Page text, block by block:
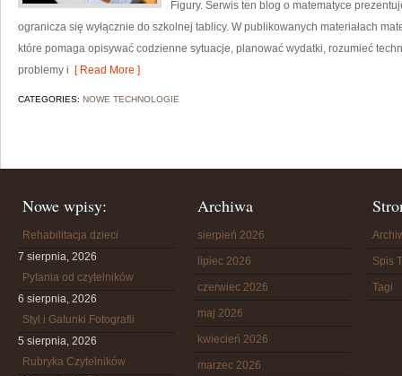
Figury. Serwis ten blog o matematyce
ogranicza się wyłącznie do szkolnej tablicy. W publikowanych materiałach
które pomaga opisywać codzienne sytuacje, planować wydatki, rozumieć
problemy i [ Read More ]
CATEGORIES: NOWE TECHNOLOGIE
Nowe wpisy:
Rehabilitacja dzieci
7 sierpnia, 2026
Pytania od czytelników
6 sierpnia, 2026
Styl i Gatunki Fotografii
5 sierpnia, 2026
Rubryka Czytelników
Archiwa
sierpień 2026
lipiec 2026
czerwiec 2026
maj 2026
kwiecień 2026
marzec 2026
Spis
Tagi